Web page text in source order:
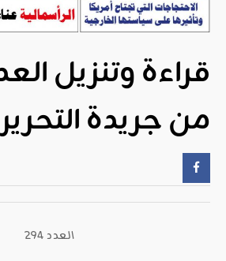
من جريدة التحرير
العدد 294